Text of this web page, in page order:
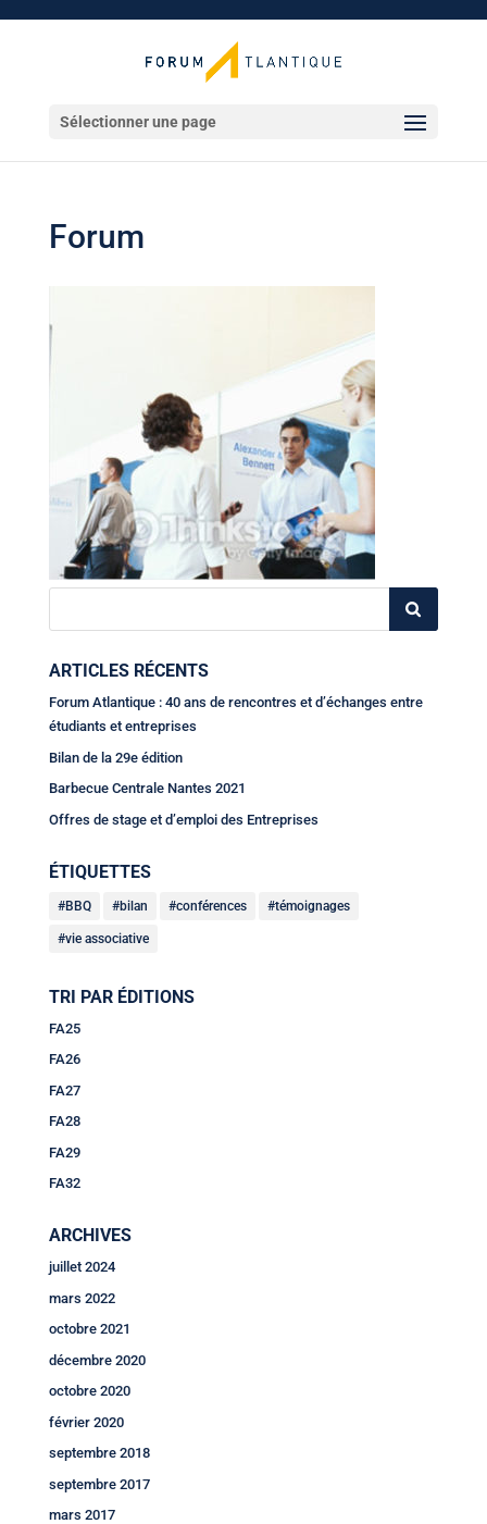
Sélectionner une page
Forum
ARTICLES RÉCENTS
Forum Atlantique : 40 ans de rencontres et d’échanges entre
étudiants et entreprises
Bilan de la 29e édition
Barbecue Centrale Nantes 2021
Offres de stage et d’emploi des Entreprises
ÉTIQUETTES
BBQ bilan conférences témoignages
vie associative
TRI PAR ÉDITIONS
FA25
FA26
FA27
FA28
FA29
FA32
ARCHIVES
juillet 2024
mars 2022
octobre 2021
décembre 2020
octobre 2020
février 2020
septembre 2018
septembre 2017
mars 2017